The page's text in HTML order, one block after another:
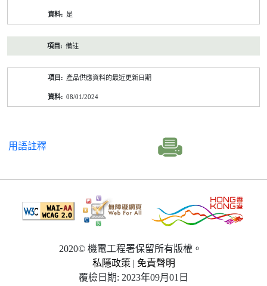
是
備註
產品供應資料的最近更新日期
08/01/2024
用語註釋
2020© 機電工程署保留所有版權。
私隱政策 | 免責聲明
覆檢日期: 2023年09月01日